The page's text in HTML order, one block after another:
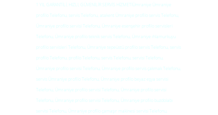
1 YIL GARANTİLİ, HIZLI, GÜVENİLİR SERVİS HİZMETİÜmraniye Ümraniye
profilo Telefonu, servis Telefonu, atakent Ümraniye profilo servis Telefonu,
Ümraniye profilo servisi Telefonu, Ümraniye esenşehir profilo servisleri
Telefonu, Ümraniye profilo teknik servis Telefonu, Ümraniye ıhlamurkuyu
profilo servisleri Telefonu, Ümraniye tepeüstü profilo servis Telefonu, servis
profilo Telefonu, profilo Telefonu, servis Telefonu, servisi Telefonu,
Ümraniye profilo servisi Telefonu, Ümraniye profilo servis çakmak Telefonu,
servis Ümraniye profilo Telefonu, Ümraniye profilo beyaz eşya servisi
Telefonu, Ümraniye profilo servisi Telefonu, Ümraniye profilo servisi
Telefonu, Ümraniye profilo servisi Telefonu, Ümraniye profilo buzdolabı
servisi Telefonu, Ümraniye profilo çamaşır makinesi servisi Telefonu,